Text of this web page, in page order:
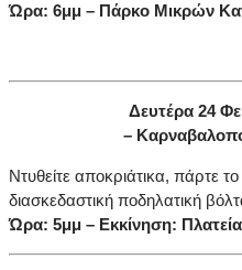
Ώρα: 6μμ – Πάρκο Μικρών
Δευτέρα 24
–
Ντυθείτε αποκριάτικα, πάρτε
διασκεδαστική ποδηλατική
Ώρα: 5μμ – Εκκίνηση: